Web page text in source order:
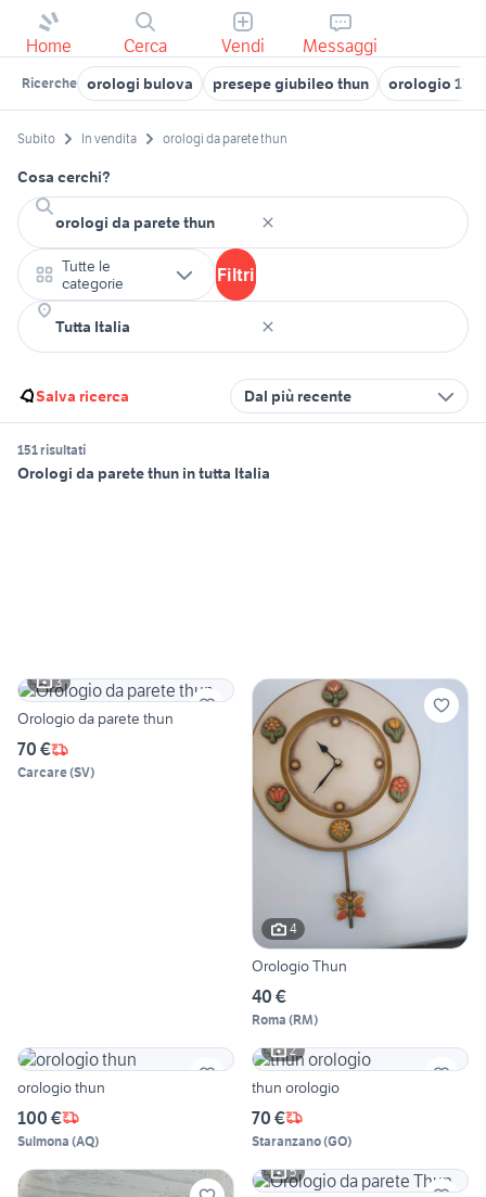
Home Cerca Vendi Messaggi
Ricerche orologi bulova presepe giubileo thun orologio 17
Subito In vendita orologi da parete thun
Cosa cerchi?
Tutte le
categorie
Filtri
Salva ricerca Dal più recente
151 risultati
Orologi da parete thun in tutta Italia
3
Orologio da parete thun
70 €
Carcare(SV)
4
Orologio Thun
40 €
Roma (RM)
orologio thun
100 €
Sulmona (AQ)
2
thun orologio
70 €
Staranzano(GO)
5